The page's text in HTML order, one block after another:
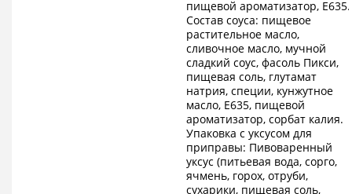
пищевой ароматизатор, Е635.
Состав соуса: пищевое
растительное масло,
сливочное масло, мучной
сладкий соус, фасоль Пикси,
пищевая соль, глутамат
натрия, специи, кунжутное
масло, E635, пищевой
ароматизатор, сорбат калия.
Упаковка с уксусом для
приправы: Пивоваренный
уксус (питьевая вода, сорго,
ячмень, горох, отруби,
сухарики, пищевая соль,